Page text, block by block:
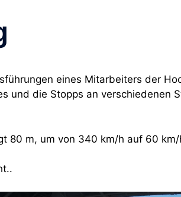
eines Mitarbeiters der
und die Stopps an verschiedenen
80 m, um von 340 km/h auf 60